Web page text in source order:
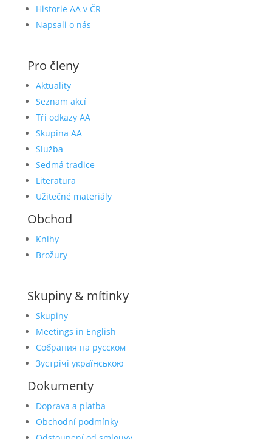
Historie AA v ČR
Napsali o nás
Pro členy
Aktuality
Seznam akcí
Tři odkazy AA
Skupina AA
Služba
Sedmá tradice
Literatura
Užitečné materiály
Obchod
Knihy
Brožury
Skupiny & mítinky
Skupiny
Meetings in English
Собрания на русском
Зустрічі українською
Dokumenty
Doprava a platba
Obchodní podmínky